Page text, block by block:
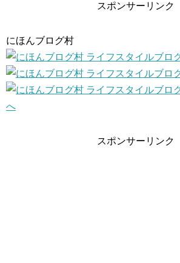
スポンサーリンク
にほんブログ村
スポンサーリンク